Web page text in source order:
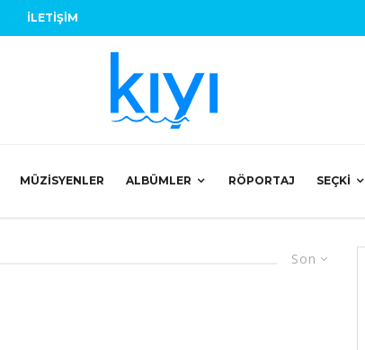
İLETIŞIM
MÜZISYENLER ALBÜMLER RÖPORTAJ SEÇKI
Son